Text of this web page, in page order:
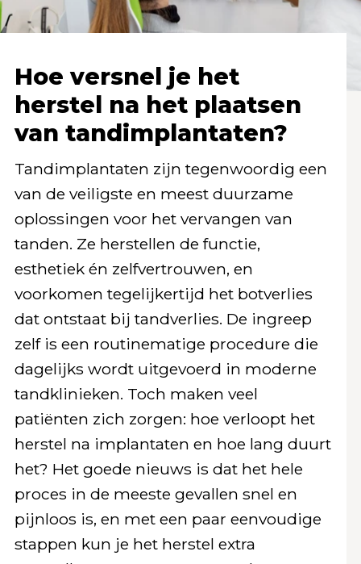
Hoe versnel je het
herstel na het plaatsen
van tandimplantaten?
Tandimplantaten zijn tegenwoordig een
van de veiligste en meest duurzame
oplossingen voor het vervangen van
tanden. Ze herstellen de functie,
esthetiek én zelfvertrouwen, en
voorkomen tegelijkertijd het botverlies
dat ontstaat bij tandverlies. De ingreep
zelf is een routinematige procedure die
dagelijks wordt uitgevoerd in moderne
tandklinieken. Toch maken veel
patiënten zich zorgen: hoe verloopt het
herstel na implantaten en hoe lang duurt
het? Het goede nieuws is dat het hele
proces in de meeste gevallen snel en
pijnloos is, en met een paar eenvoudige
stappen kun je het herstel extra